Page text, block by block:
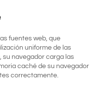
fuentes web, que
uniforme de las
su navegador carga las
caché de su navegador
correctamente.